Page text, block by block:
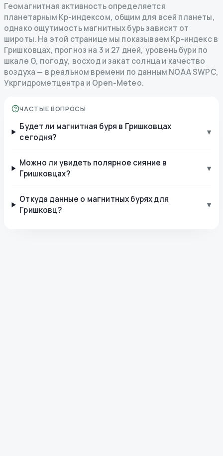
Геомагнитная активность определяется
планетарным Kp-индексом, общим для всей планеты,
однако ощутимость магнитных бурь зависит от
широты. На этой странице мы показываем Kp-индекс в
Гришковцах, прогноз на 3 и 27 дней, уровень бури по
шкале G, погоду, восход и закат солнца и качество
воздуха — в реальном времени по данным NOAA SWPC,
Укргидрометцентра и Open-Meteo.
ЧАСТЫЕ ВОПРОСЫ
Будет ли магнитная буря в Гришковцах
сегодня?
▾
Можно ли увидеть полярное сияние в
Гришковцах?
▾
Откуда данные о магнитных бурях для
Гришковц?
▾